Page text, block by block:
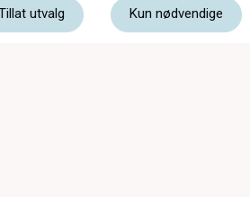
utvalg Kun nødvendige